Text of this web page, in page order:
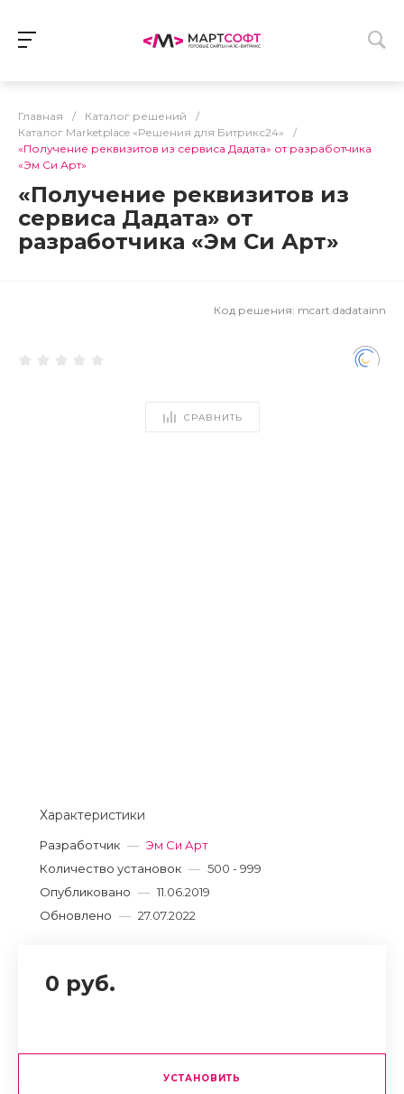
Главная / Каталог решений
/
Каталог Marketplace «Решения для Битрикс24»
/
«Получение реквизитов из сервиса Дадата» от разработчика
«Эм Си Арт»
«Получение реквизитов из
сервиса Дадата» от
разработчика «Эм Си Арт»
Код решения: mcart.dadatainn
СРАВНИТЬ
Характеристики
Разработчик — Эм Си Арт
Количество установок — 500 - 999
Опубликовано — 11.06.2019
Обновлено — 27.07.2022
0 руб.
УСТАНОВИТЬ